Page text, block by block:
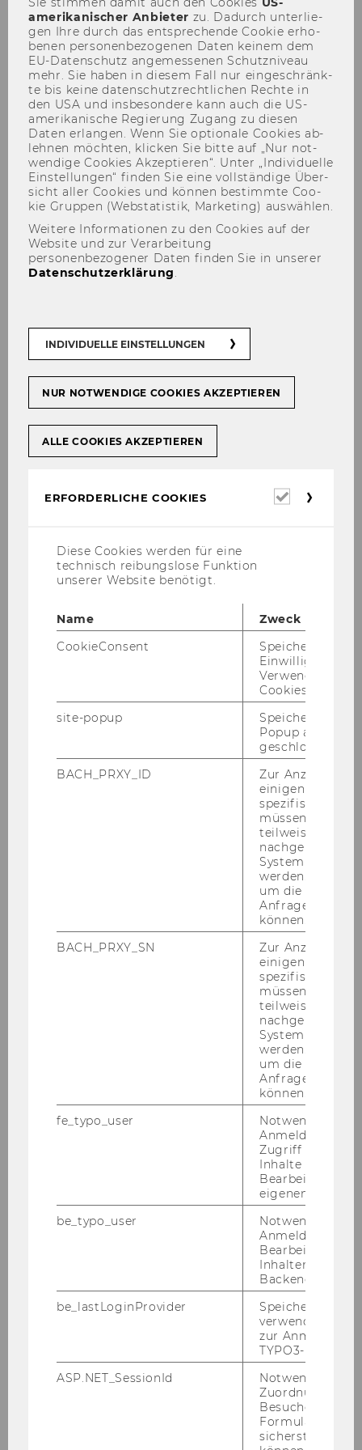
Ideja
Pre­da­van­je: Kako raz­vi­ti idejo
pro­jek­ta?
Štu­di­je pri­merov: Iz te­ori­je v
prak­so – oglej­te si po­drob­ne­je!
Alz­hei­mer dnev­ni cen­ter - Ca­ri­tas So­cia­
Alz­hei­mer dnev­ni cen­ter ima sedež na Dun­a­ju,
De­men­ca pot­re­bu­je kom­pe­tence - Tirol
De­men­ca pot­re­bu­je kom­pe­tence je po­bu­da za
uspešno zdravljen­je in vključevan­je bol­ni­kov z
de­men­co, ki po­te­ka v bolnišnicah Tirol Kli­ni­ken.
Pov­ze­tek: Pre­ne­si­te ključne
amerikanischer An­bie­ter zu. Da­durch un­ter­lie­
gen Ihre durch das ent­spre­chen­de Coo­kie er­ho­
be­nen per­so­nen­be­zo­ge­nen Daten kei­nem dem
EU-​Datenschutz an­ge­mes­se­nen Schutz­ni­veau
mehr. Sie haben in die­sem Fall nur ein­ge­schränk­
te bis keine da­ten­schutz­recht­li­chen Rech­te in
den USA und ins­be­son­de­re kann auch die US-​
amerikanische Re­gie­rung Zu­gang zu die­sen
Daten er­lan­gen. Wenn Sie op­tio­na­le Coo­kies ab­
leh­nen möch­ten, kli­cken Sie bitte auf „Nur not­
wen­di­ge Coo­kies Ak­zep­tie­ren“. Unter „In­di­vi­du­el­le
Ein­stel­lun­gen“ fin­den Sie eine voll­stän­di­ge Über­
sicht aller Coo­kies und kön­nen be­stimm­te Coo­
kie Grup­pen (Web­sta­tis­tik, Mar­ke­ting) aus­wäh­len.
Weitere Informationen zu den Cookies auf der
Website und zur Verarbeitung
personenbezogener Daten finden Sie in unserer
Datenschutzerklärung
INDIVIDUELLE EINSTELLUNGEN
NUR NOTWENDIGE COOKIES AKZEPTIEREN
ALLE COOKIES AKZEPTIEREN
ERFORDERLICHE COOKIES
Diese Cookies werden für eine
technisch reibungslose Funktion
unserer Website benötigt.
Name
Zweck
CookieConsent
Speichert Ihre
Einwilligung zur
Verwendung von
Cookies.
site-popup
Speichert ob ein
Popup
geschlossen
BACH_PRXY_ID
Zur Anzeige von
einigen WU-
spezifischen
müssen
teilweise von
nachgelagerten
System
werden.
um die Antwort
Anfrage
können.
BACH_PRXY_SN
Zur Anzeige von
einigen WU-
spezifischen
müssen
teilweise von
nachgelagerten
System
werden.
um die Antwort
Anfrage
können.
fe_typo_user
Notwendig für
Anmeldung und
Zugriff auf
Inhalte oder zur
Bearbeitung des
eigenen Profils.
be_typo_user
Notwendig für
Anmeldung und
Bearbeitung von
Inhalten im
Backend.
be_lastLoginProvider
Speichert die
verwendete
zur Anmeldung
TYPO3-Backend.
ASP.NET_SessionId
Notwendig, um
Zuordnung von
Besucher zu
sicherstellen zu